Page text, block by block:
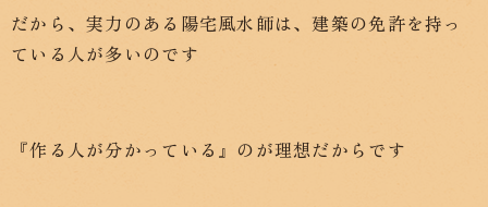
だから、実力のある陽宅風水師は、建築の免許を持っ
ている人が多いのです
『作る人が分かっている』のが理想だからです